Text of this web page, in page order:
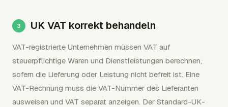
UK VAT korrekt behandeln
VAT-registrierte Unternehmen müssen VAT auf
steuerpflichtige Waren und Dienstleistungen berechnen,
sofern die Lieferung oder Leistung nicht befreit ist. Eine
VAT-Rechnung muss die VAT-Nummer des Lieferanten
ausweisen und VAT separat anzeigen. Der Standard-UK-